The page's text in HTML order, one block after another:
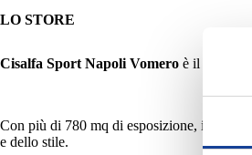
LO STORE
Cisalfa Sport Napoli Vomero è il punto
Con più di 780 mq di esposizione, il
e dello stile.